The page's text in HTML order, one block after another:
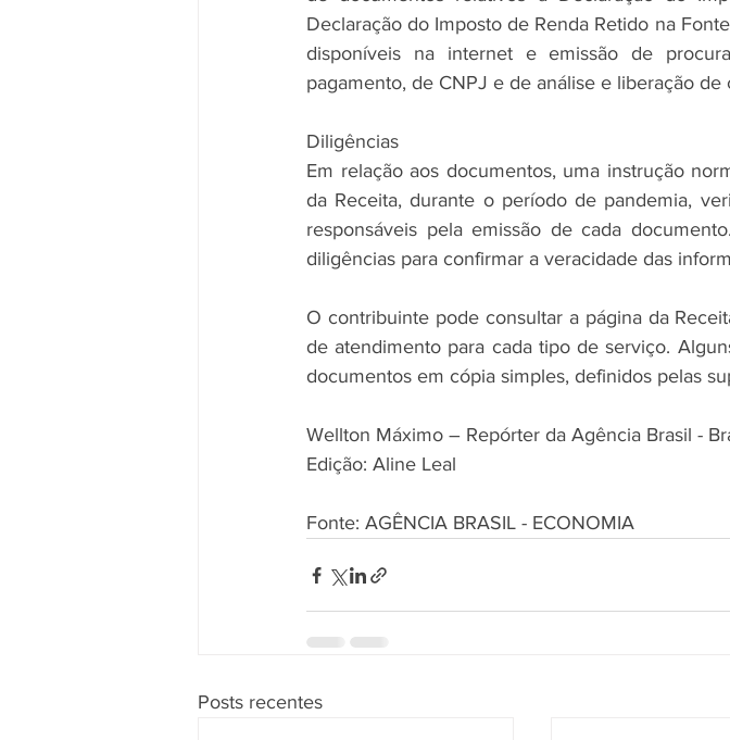
Declaração do Imposto de Renda Retido na
disponíveis na internet e emissão de
pagamento, de CNPJ e de análise e liberação de
Diligências
Em relação aos documentos, uma instrução
da Receita, durante o período de pandemia,
responsáveis pela emissão de cada
diligências para confirmar a veracidade das
O contribuinte pode consultar a página da
de atendimento para cada tipo de serviço.
documentos em cópia simples, definidos pelas
Wellton Máximo – Repórter da Agência Brasil -
Edição: Aline Leal
Fonte: AGÊNCIA BRASIL - ECONOMIA
Posts recentes